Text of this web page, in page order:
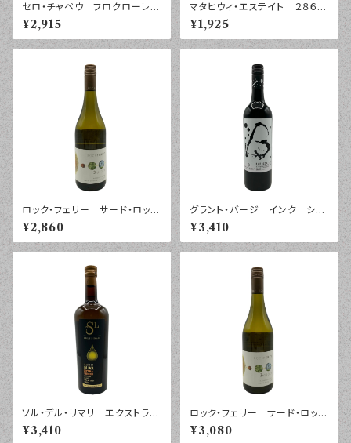
セロ・チャペウ フロクローレ
ブランコ リベラ ２０２５年
７５０ｍｌ
¥2,915
マタヒウィ・エステイト ２８６
ソーヴィニヨン・ブラン ワイラ
ラパ ２０２４年 ７５０ｍｌ
¥1,925
ロック・フェリー サード・ロッ
ク ソーヴィニヨン・ブラン マ
ールボロ ２０２４年 ７５０ｍ
ｌ
¥2,860
グラント・バージ インク シラ
ーズ バロッサ・ヴァレー ２０
２５年 ７５０ｍｌ
¥3,410
ソル・デル・リマリ エクストラヴ
ァージンオリーブオイル １００
０ｍｌ
¥3,410
ロック・フェリー サード・ロッ
ク ピノ・グリ マールボロ ２
０２４年 ７５０ｍｌ
¥3,080